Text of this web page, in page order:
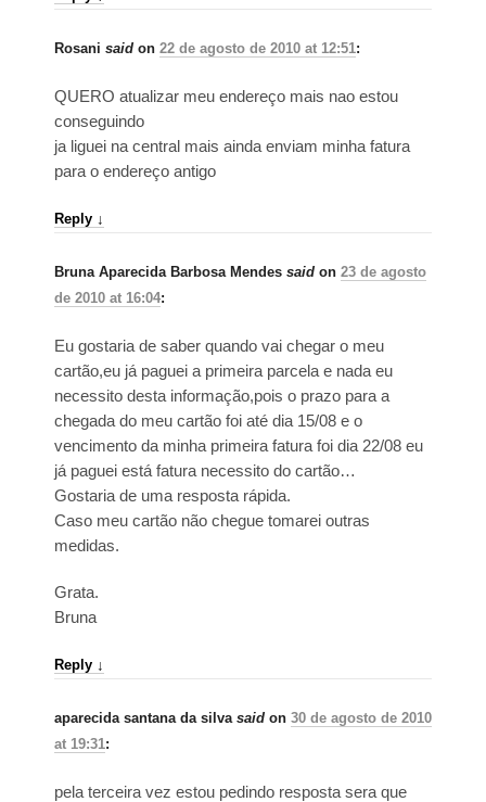
Rosani said on 22 de agosto de 2010 at 12:51:
QUERO atualizar meu endereço mais nao estou
conseguindo
ja liguei na central mais ainda enviam minha fatura
para o endereço antigo
Reply ↓
Bruna Aparecida Barbosa Mendes said on 23 de agosto
de 2010 at 16:04:
Eu gostaria de saber quando vai chegar o meu
cartão,eu já paguei a primeira parcela e nada eu
necessito desta informação,pois o prazo para a
chegada do meu cartão foi até dia 15/08 e o
vencimento da minha primeira fatura foi dia 22/08 eu
já paguei está fatura necessito do cartão…
Gostaria de uma resposta rápida.
Caso meu cartão não chegue tomarei outras
medidas.
Grata.
Bruna
Reply ↓
aparecida santana da silva said on 30 de agosto de 2010
at 19:31:
pela terceira vez estou pedindo resposta sera que